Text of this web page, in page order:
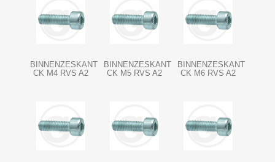
BINNENZESKANT
CK M4 RVS A2
BINNENZESKANT
CK M5 RVS A2
BINNENZESKANT
CK M6 RVS A2